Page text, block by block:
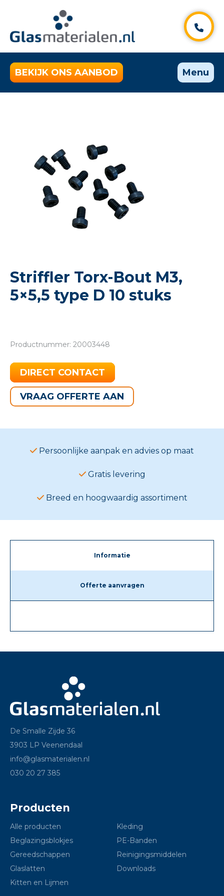
BEKIJK ONS AANBOD Menu
Striffler Torx-Bout M3,
5×5,5 type D 10 stuks
Productnummer: 20003448
DIRECT CONTACT
VRAAG OFFERTE AAN
Persoonlijke aanpak en advies op maat
Gratis levering
Breed en hoogwaardig assortiment
Informatie
Offerte aanvragen
De Smalle Zijde 36
3903 LP Veenendaal
info@glasmaterialen.nl
030 20 27 385
Producten
Alle producten
Beglazingsblokjes
Gereedschappen
Glaslatten
Kitten en Lijmen
Kleding
PE-Banden
Reinigingsmiddelen
Downloads